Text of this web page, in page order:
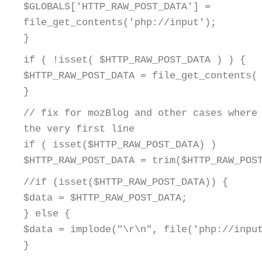
$GLOBALS['HTTP_RAW_POST_DATA'] =
file_get_contents('php://input');
}
if ( !isset( $HTTP_RAW_POST_DATA ) ) {
$HTTP_RAW_POST_DATA =
}
// fix for mozBlog and other cases
the very first line
if ( isset($HTTP_RAW_POST_DATA) )
$HTTP_RAW_POST_DATA =
//if (isset($HTTP_RAW_POST_DATA)) {
$data = $HTTP_RAW_POST_DATA;
} else {
$data = implode("\r\n", file('php://
}